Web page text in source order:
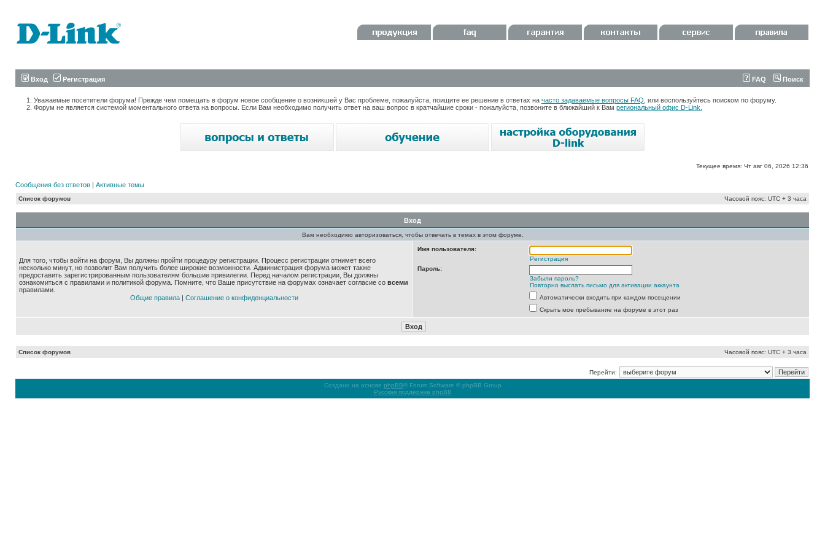
Вход Регистрация FAQ Поиск
Уважаемые посетители форума! Прежде чем помещать в форум новое сообщение о возникшей у Вас проблеме, пожалуйста, поищите ее решение в ответах на часто задаваемые вопросы FAQ , или воспользуйтесь поиском по форуму.
Форум не является системой моментального ответа на вопросы. Если Вам необходимо получить ответ на ваш вопрос в кратчайшие сроки - пожалуйста, позвоните в ближайший к Вам региональный офис D-Link.
Текущее время: Чт авг 06, 2026 12:36
Сообщения без ответов | Активные темы
Список форумов Часовой пояс: UTC + 3 часа
Вход
Вам необходимо авторизоваться, чтобы отвечать в темах в этом форуме.
Для того, чтобы войти на форум, Вы должны пройти процедуру регистрации. Процесс регистрации отнимет всего
несколько минут, но позволит Вам получить более широкие возможности. Администрация форума может также
предоставить зарегистрированным пользователям большие привилегии. Перед началом регистрации, Вы должны
ознакомиться с правилами и политикой форума. Помните, что Ваше присутствие на форумах означает согласие со всеми
правилами.
Общие правила| Соглашение о конфиденциальности
Имя пользователя:
Регистрация
Пароль:
Забыли пароль?
Повторно выслать письмо для активации аккаунта
Автоматически входить при каждом посещении
Скрыть мое пребывание на форуме в этот раз
Список форумов Часовой пояс: UTC + 3 часа
Перейти:
Создано на основе phpBB® Forum Software © phpBB Group
Русская поддержка phpBB